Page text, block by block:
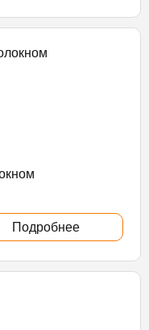
Подробнее